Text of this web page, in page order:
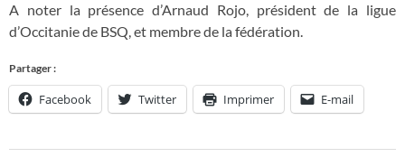
A noter la présence d’Arnaud Rojo, président de la ligue
d’Occitanie de BSQ, et membre de la fédération.
Partager :
Facebook Twitter Imprimer E-mail